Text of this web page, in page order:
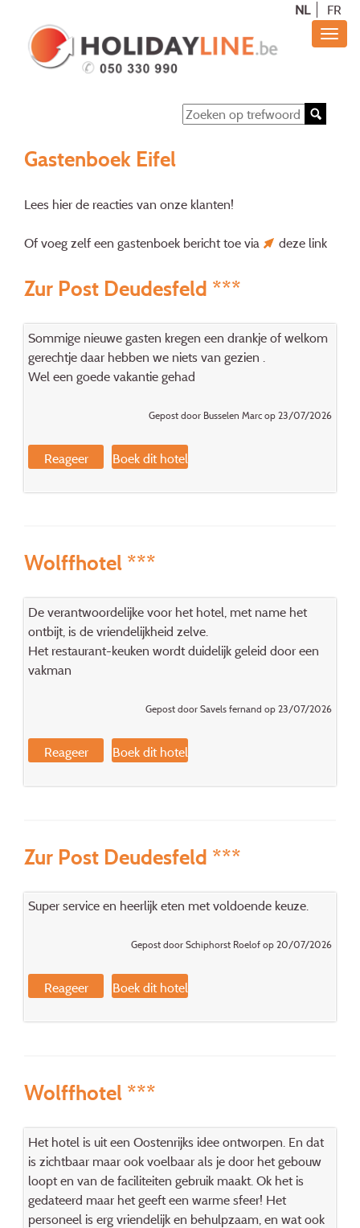
NL FR
Gastenboek Eifel
Lees hier de reacties van onze klanten!
Of voeg zelf een gastenboek bericht toe via deze link
Zur Post Deudesfeld ***
Sommige nieuwe gasten kregen een drankje of welkom
gerechtje daar hebben we niets van gezien .
Wel een goede vakantie gehad
Gepost door Busselen Marc op 23/07/2026
Reageer Boek dit hotel
Wolffhotel ***
De verantwoordelijke voor het hotel, met name het
ontbijt, is de vriendelijkheid zelve.
Het restaurant-keuken wordt duidelijk geleid door een
vakman
Gepost door Savels fernand op 23/07/2026
Reageer Boek dit hotel
Zur Post Deudesfeld ***
Super service en heerlijk eten met voldoende keuze.
Gepost door Schiphorst Roelof op 20/07/2026
Reageer Boek dit hotel
Wolffhotel ***
Het hotel is uit een Oostenrijks idee ontworpen. En dat
is zichtbaar maar ook voelbaar als je door het gebouw
loopt en van de faciliteiten gebruik maakt. Ok het is
gedateerd maar het geeft een warme sfeer! Het
personeel is erg vriendelijk en behulpzaam, en wat ook